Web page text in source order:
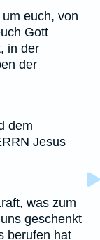
euch, von
Gott
in der
der
dem
Jesus
was zum
geschenkt
berufen hat